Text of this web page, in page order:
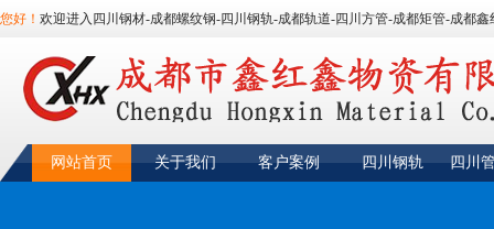
您好！ 欢迎进入四川钢材-成都螺纹钢-四川钢轨-成都轨道-四川方管-成都矩管-成都
网站首页 关于我们 客户案例 四川钢轨 四川